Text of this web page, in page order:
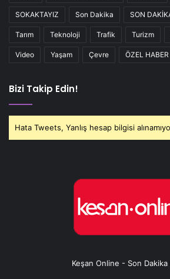
SOKAKTAYIZ Son Dakika SON
Tarım Teknoloji Trafik Turizm
Video Yaşam Çevre ÖZEL HABER
Bizi Takip Edin!
Hata Tweets, Yanlış hesap bilgisi
Keşan Online - Son